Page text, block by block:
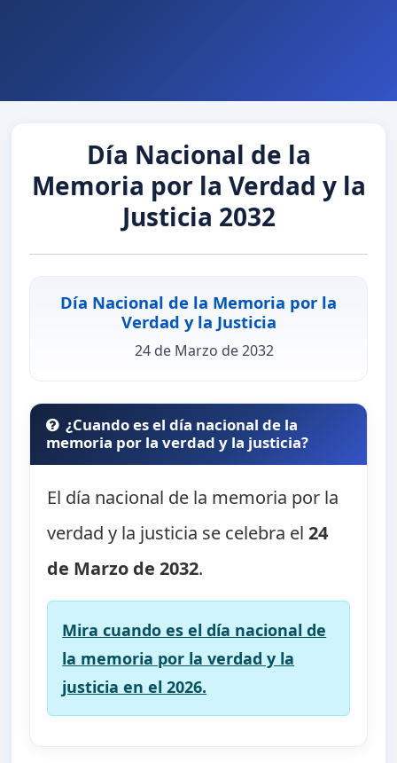
Día Nacional de la
Memoria por la Verdad y la
Justicia 2032
Día Nacional de la Memoria por la
Verdad y la Justicia
24 de Marzo de 2032
¿Cuando es el día nacional de la
memoria por la verdad y la justicia?
El día nacional de la memoria por la
verdad y la justicia se celebra el24
de Marzo de 2032.
Mira cuando es el día nacional de
la memoria por la verdad y la
justicia en el 2026.